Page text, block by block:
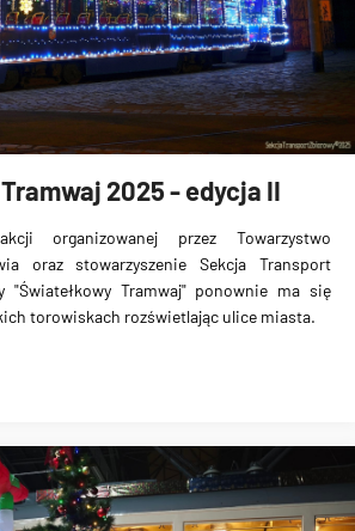
2025 - edycja II
organizowanej przez Towarzystwo
oraz stowarzyszenie Sekcja Transport
"Światełkowy Tramwaj" ponownie ma się
torowiskach rozświetlając ulice miasta.